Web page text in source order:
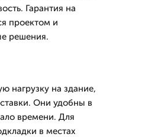
Гарантия на
проектом и
решения.
нагрузку на здание,
Они удобны в
времени. Для
в местах